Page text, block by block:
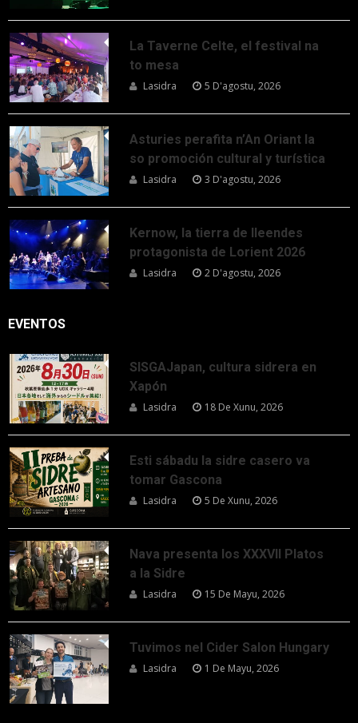
La Taverne Celte, el festival na
to mesa
Lasidra 5 D'agostu, 2026
Asturies perafita n’An Oriant la
so promoción cultural y turística
Lasidra 3 D'agostu, 2026
Kernow, la tierra de lleendes
protagonista de Lorient 2026
Lasidra 2 D'agostu, 2026
EVENTOS
SISGAJapan, cultura sidrera en
Xapón
Lasidra 18 De Xunu, 2026
Esti sábadu la sidre casero va
tomar Gascona
Lasidra 5 De Xunu, 2026
Nava presenta los XXXVII Platos
a la Sidre
Lasidra 15 De Mayu, 2026
Tuvimos nel Cider Salon Hungary
Lasidra 1 De Mayu, 2026